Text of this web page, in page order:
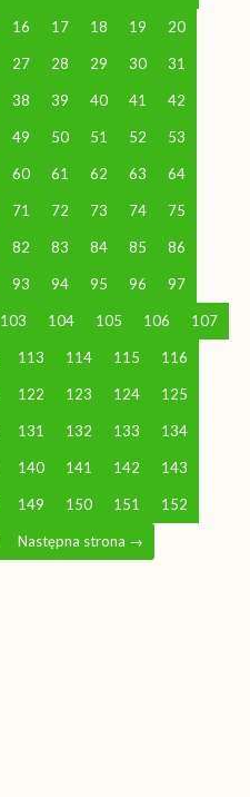
16 17 18 19 20
27 28 29 30 31
38 39 40 41 42
49 50 51 52 53
60 61 62 63 64
71 72 73 74 75
82 83 84 85 86
93 94 95 96 97
103 104 105 106 107
113 114 115 116
122 123 124 125
131 132 133 134
140 141 142 143
149 150 151 152
Następna strona →